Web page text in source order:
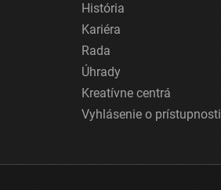
História
Kariéra
Rada
Úhrady
Kreatívne centrá
Vyhlásenie o prístupnosti